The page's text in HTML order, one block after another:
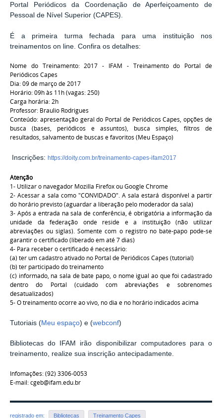
Portal Periódicos da Coordenação de Aperfeiçoamento de
Pessoal de Nível Superior (CAPES).
É a primeira turma fechada para uma instituição nos
treinamentos on line. Confira os detalhes:
Nome do Treinamento: 2017 - IFAM - Treinamento do Portal de
Periódicos Capes
Dia: 09 de março de 2017
Horário: 09h às 11h (vagas: 250)
Carga horária: 2h
Professor: Braulio Rodrigues
Conteúdo: apresentação geral do Portal de Periódicos Capes, opções de
busca (bases, periódicos e assuntos), busca simples, filtros de
resultados, salvamento de buscas e favoritos (Meu Espaço)
Inscrições: https://doity.com.br/treinamento-capes-ifam2017
Atenção
1- Utilizar o navegador Mozilla Firefox ou Google Chrome
2- Acessar a sala como "CONVIDADO". A sala estará disponível a partir
do horário previsto (aguardar a liberação pelo moderador da sala)
3- Após a entrada na sala de conferência, é obrigatória a informação da
unidade da federação onde reside e a instituição (não utilizar
abreviações ou siglas). Somente com o registro no bate-papo pode-se
garantir o certificado (liberado em até 7 dias)
4- Para receber o certificado é necessário:
(a) ter um cadastro ativado no Portal de Periódicos Capes (tutorial)
(b) ter participado do treinamento
(c) informado, na sala de bate papo, o nome igual ao que foi cadastrado
dentro do Portal (cuidado com abreviações e sobrenomes
desatualizados)
5- O treinamento ocorre ao vivo, no dia e no horário indicados acima
Tutoriais (Meu espaço) e (webconf)
Bibliotecas do IFAM irão disponibilizar computadores para o
treinamento, realize sua inscrição antecipadamente.
Infomações: (92) 3306-0053
E-mail: cgeb@ifam.edu.br
registrado em: Bibliotecas Treinamento Capes